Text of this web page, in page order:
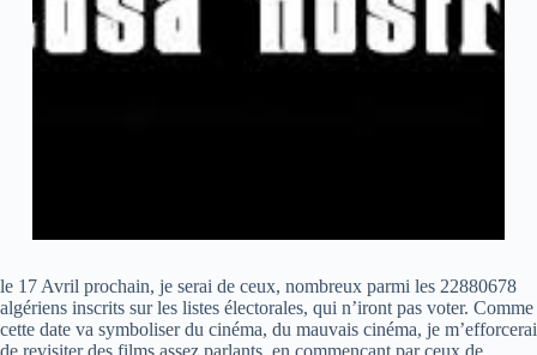
le 17 Avril prochain, je serai de ceux, nombreux parmi les 22880678
algériens inscrits sur les listes électorales, qui n’iront pas voter. Comme
cette date va symboliser du cinéma, du mauvais cinéma, je m’efforcerai